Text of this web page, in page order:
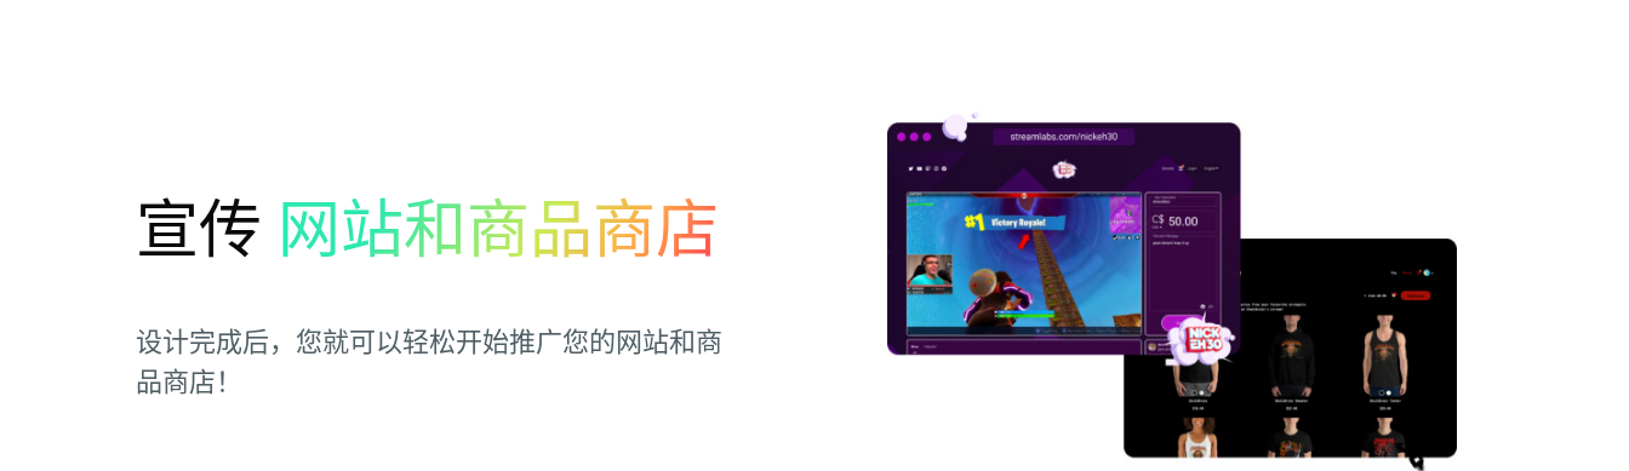
宣传 网站和商品商店
设计完成后，您就可以轻松开始推广您的网站和商
品商店！